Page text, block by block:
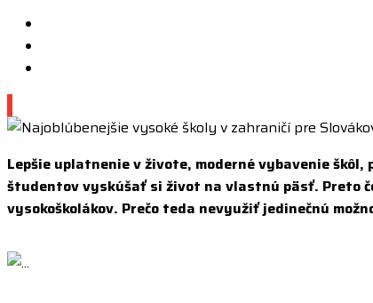
Lepšie uplatnenie v živote, moderné vybavenie
študentov vyskúšať si život na vlastnú päsť. Preto
vysokoškolákov. Prečo teda nevyužiť jedinečnú